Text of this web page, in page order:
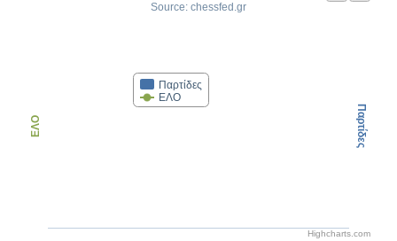
Source: chessfed.gr
Παρτίδες
ΕΛΟ
ΕΛΟ Παρτίδες
Highcharts.com